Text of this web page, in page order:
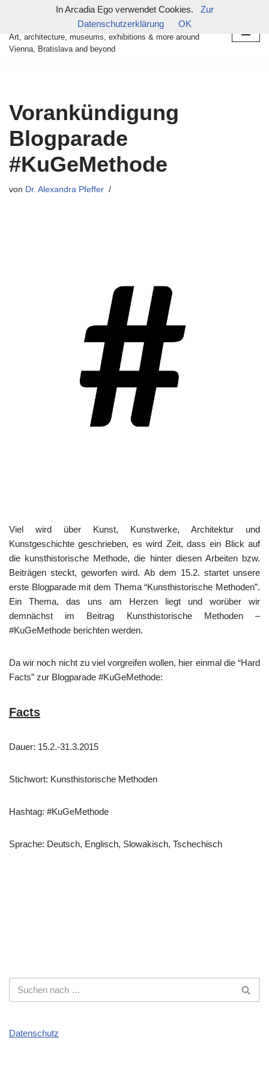
Zum
Inhalt
in arcadia ego
Art, architecture, museums, exhibitions & more around
Vienna, Bratislava and beyond
Vorankündigung
Blogparade
#KuGeMethode
von Dr. Alexandra Pfeffer
Viel wird über Kunst, Kunstwerke, Architektur und
Kunstgeschichte geschrieben, es wird Zeit, dass ein Blick auf
die kunsthistorische Methode, die hinter diesen Arbeiten bzw.
Beiträgen steckt, geworfen wird. Ab dem 15.2. startet unsere
erste Blogparade mit dem Thema “Kunsthistorische Methoden”.
Ein Thema, das uns am Herzen liegt und worüber wir
demnächst im Beitrag Kunsthistorische Methoden –
#KuGeMethode berichten werden.
Da wir noch nicht zu viel vorgreifen wollen, hier einmal die “Hard
Facts” zur Blogparade #KuGeMethode:
Facts
Dauer: 15.2.-31.3.2015
Stichwort: Kunsthistorische Methoden
Hashtag: #KuGeMethode
Sprache: Deutsch, Englisch, Slowakisch, Tschechisch
Datenschutz
In Arcadia Ego verwendet Cookies.
Zur
Datenschutzerklärung
OK